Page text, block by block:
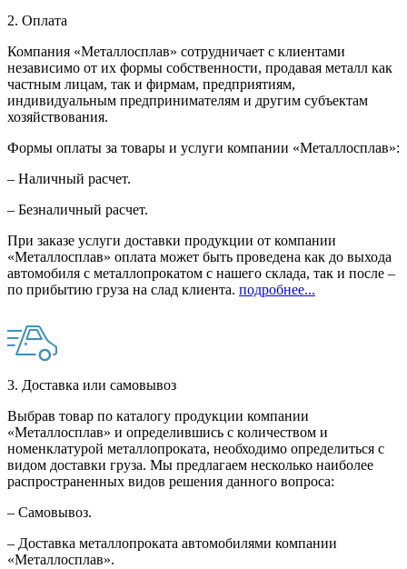
2. Оплата
Компания «Металлосплав» сотрудничает с клиентами
независимо от их формы собственности, продавая металл как
частным лицам, так и фирмам, предприятиям,
индивидуальным предпринимателям и другим субъектам
хозяйствования.
Формы оплаты за товары и услуги компании «Металлосплав»:
– Наличный расчет.
– Безналичный расчет.
При заказе услуги доставки продукции от компании
«Металлосплав» оплата может быть проведена как до выхода
автомобиля с металлопрокатом с нашего склада, так и после –
по прибытию груза на слад клиента. подробнее...
3. Доставка или самовывоз
Выбрав товар по каталогу продукции компании
«Металлосплав» и определившись с количеством и
номенклатурой металлопроката, необходимо определиться с
видом доставки груза. Мы предлагаем несколько наиболее
распространенных видов решения данного вопроса:
– Самовывоз.
– Доставка металлопроката автомобилями компании
«Металлосплав».